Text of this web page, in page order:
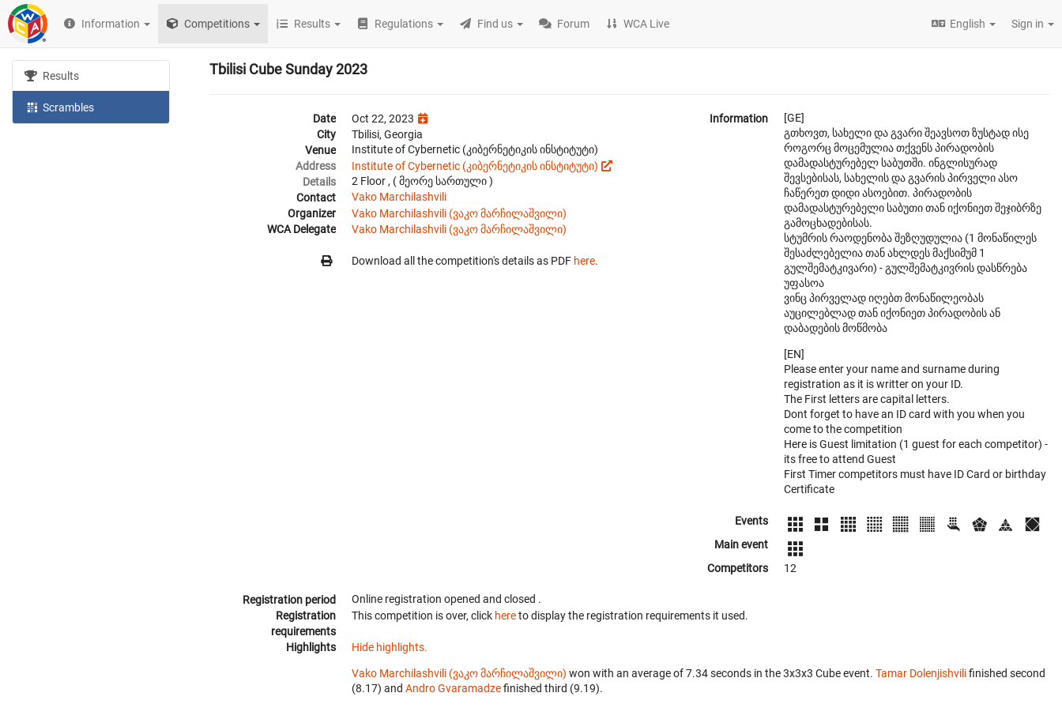
Information Competitions Results Regulations Find us Forum WCA Live English Sign in
Results
Scrambles
Tbilisi Cube Sunday 2023
Date
Oct 22, 2023
City
Tbilisi, Georgia
Venue
Institute of Cybernetic (კიბერნეტიკის ინსტიტუტი)
Address
Institute of Cybernetic (კიბერნეტიკის ინსტიტუტი)
Details
2 Floor , ( მეორე სართული )
Contact
Vako Marchilashvili
Organizer
Vako Marchilashvili (ვაკო მარჩილაშვილი)
WCA Delegate
Vako Marchilashvili (ვაკო მარჩილაშვილი)
Download all the competition's details as PDF here.
Information
[GE]
გთხოვთ, სახელი და გვარი შეავსოთ ზუსტად ისე
როგორც მოცემულია თქვენს პირადობის
დამადასტურებელ საბუთში. ინგლისურად
შევსებისას, სახელის და გვარის პირველი ასო
ჩაწერეთ დიდი ასოებით. პირადობის
დამადასტურებელი საბუთი თან იქონიეთ შეჯიბრზე
გამოცხადებისას.
სტუმრის რაოდენობა შეზღუდულია (1 მონაწილეს
შესაძლებელია თან ახლდეს მაქსიმუმ 1
გულშემატკივარი) - გულშემატკივრის დასწრება
უფასოა
ვინც პირველად იღებთ მონაწილეობას
აუცილებლად თან იქონიეთ პირადობის ან
დაბადების მოწმობა
[EN]
Please enter your name and surname during
registration as it is writter on your ID.
The First letters are capital letters.
Dont forget to have an ID card with you when you
come to the competition
Here is Guest limitation (1 guest for each competitor) -
its free to attend Guest
First Timer competitors must have ID Card or birthday
Certificate
Events
Main event
Competitors
12
Registration period Online registration opened and closed .
Registration
requirements
This competition is over, click hereto display the registration requirements it used.
Highlights Hide highlights.
Vako Marchilashvili (ვაკო მარჩილაშვილი) won with an average of 7.34 seconds in the 3x3x3 Cube event. Tamar Dolenjishvilifinished second
(8.17) and Andro Gvaramadzefinished third (9.19).